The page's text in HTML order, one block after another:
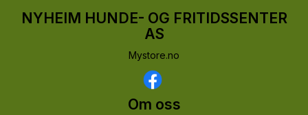
NYHEIM HUNDE- OG FRITIDSSENTER
AS
Mystore.no
Om oss